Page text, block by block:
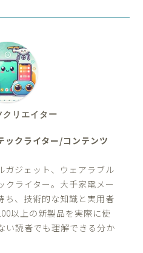
クリエイター
ックライター/コンテンツ
ガジェット、ウェアラブル
クライター。大手家電メー
ち、技術的な知識と実用者
以上の新製品を実際に使
い読者でも理解できる分か